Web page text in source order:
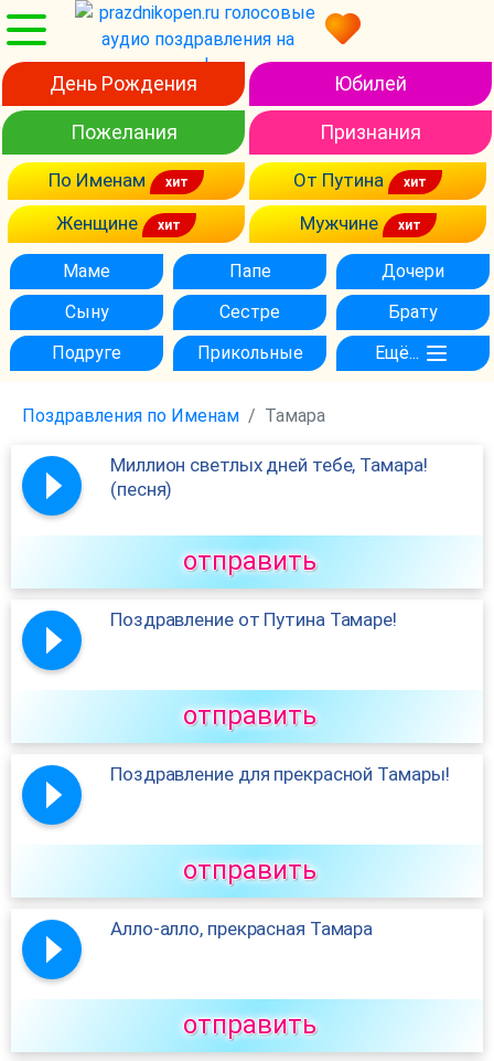
День Рождения Юбилей
Пожелания Признания
По Именам
От Путина
Женщине
Мужчине
Маме Папе
Дочери
Сыну
Сестре
Брату
Подруге
Прикольные Ещё...
Поздравления по Именам Тамара
Миллион светлых дней тебе, Тамара!
(песня)
отправить
Поздравление от Путина Тамаре!
отправить
Поздравление для прекрасной Тамары!
отправить
Алло-алло, прекрасная Тамара
отправить